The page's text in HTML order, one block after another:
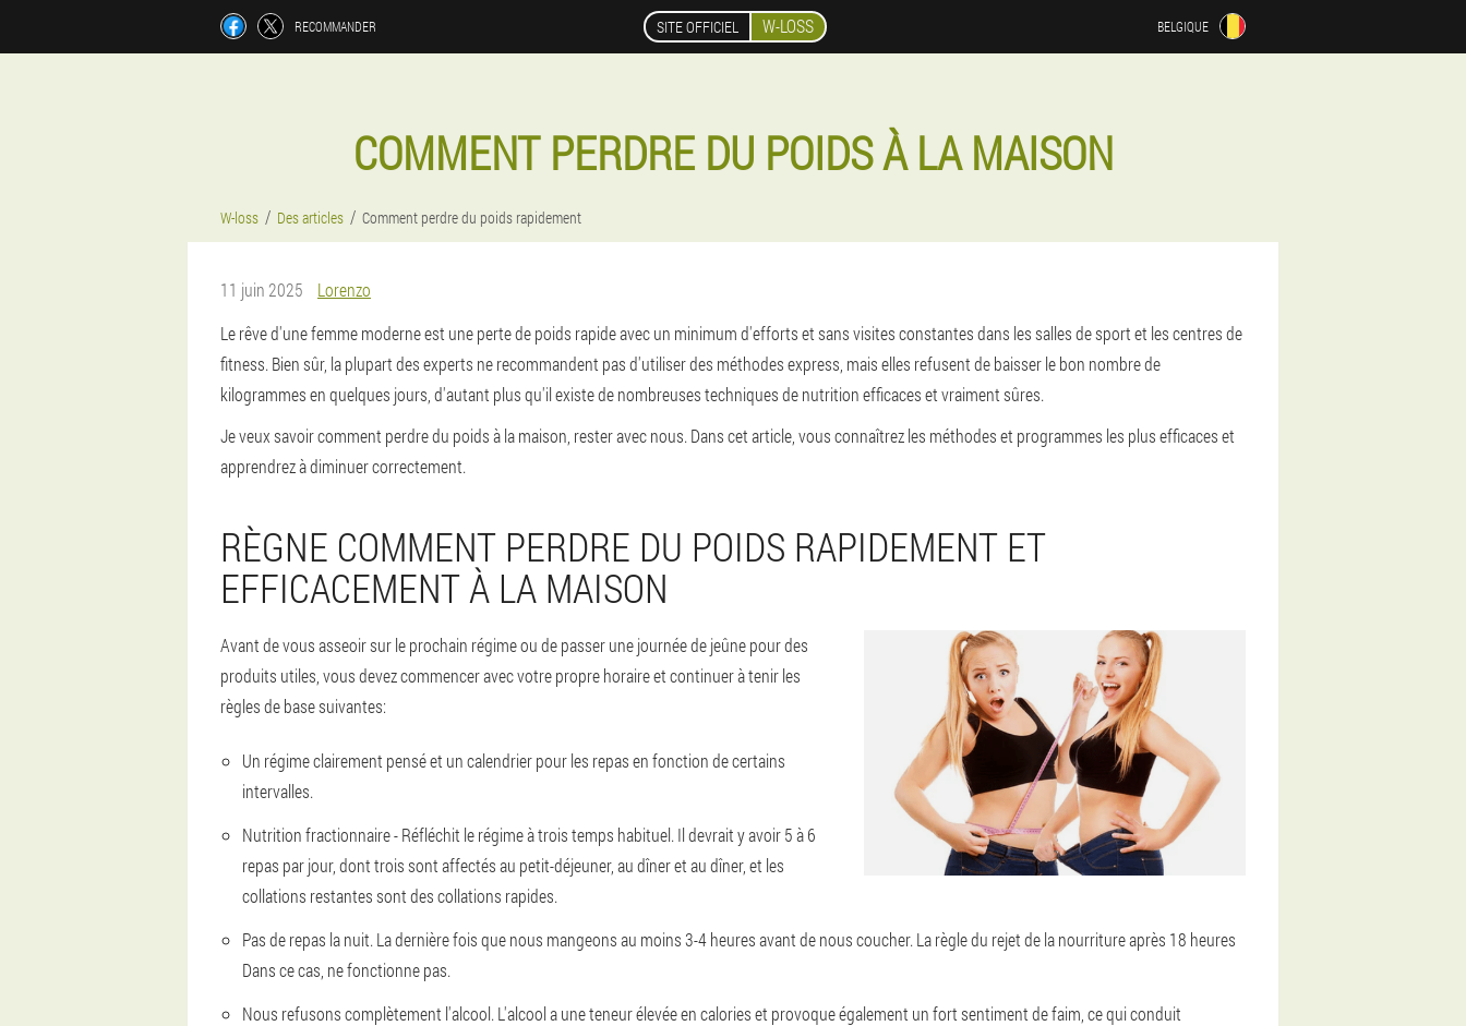
RECOMMANDER SITE OFFICIEL W-LOSS BELGIQUE
COMMENT PERDRE DU POIDS À LA MAISON
W-loss Des articles Comment perdre du poids rapidement
11 juin 2025
Lorenzo
Le rêve d'une femme moderne est une perte de poids rapide avec un minimum d'efforts et sans visites constantes dans les salles de sport et les centres de
fitness. Bien sûr, la plupart des experts ne recommandent pas d'utiliser des méthodes express, mais elles refusent de baisser le bon nombre de
kilogrammes en quelques jours, d'autant plus qu'il existe de nombreuses techniques de nutrition efficaces et vraiment sûres.
Je veux savoir comment perdre du poids à la maison, rester avec nous. Dans cet article, vous connaîtrez les méthodes et programmes les plus efficaces et
apprendrez à diminuer correctement.
RÈGNE COMMENT PERDRE DU POIDS RAPIDEMENT ET
EFFICACEMENT À LA MAISON
Avant de vous asseoir sur le prochain régime ou de passer une journée de jeûne pour des
produits utiles, vous devez commencer avec votre propre horaire et continuer à tenir les
règles de base suivantes:
Un régime clairement pensé et un calendrier pour les repas en fonction de certains
intervalles.
Nutrition fractionnaire - Réfléchit le régime à trois temps habituel. Il devrait y avoir 5 à 6
repas par jour, dont trois sont affectés au petit-déjeuner, au dîner et au dîner, et les
collations restantes sont des collations rapides.
Pas de repas la nuit. La dernière fois que nous mangeons au moins 3-4 heures avant de nous coucher. La règle du rejet de la nourriture après 18 heures
Dans ce cas, ne fonctionne pas.
Nous refusons complètement l'alcool. L'alcool a une teneur élevée en calories et provoque également un fort sentiment de faim, ce qui conduit